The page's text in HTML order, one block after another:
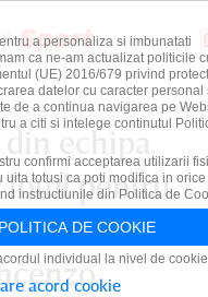
echipa
lotul pentru
La
a personaliza si imbunatati
ca ne-am actualizat politicile
(UE) 2016/679 privind
datelor cu caracter personal
de a continua navigarea pe
a citi si intelege continutul
confirmi acceptarea utilizarii
totusi ca poti modifica in orice
instructiunile din Politica de
DE COOKIE
individual la nivel de
acord cookie